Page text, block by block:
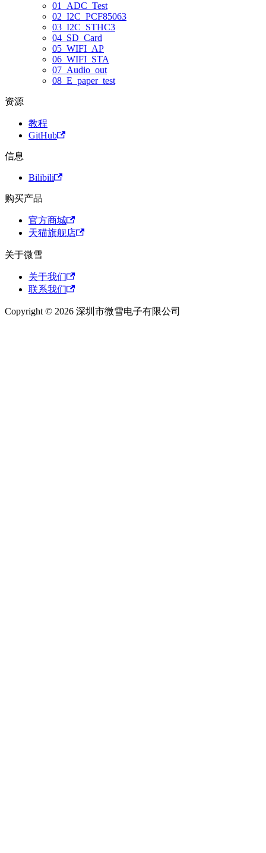
01_ADC_Test
02_I2C_PCF85063
03_I2C_STHC3
04_SD_Card
05_WIFI_AP
06_WIFI_STA
07_Audio_out
08_E_paper_test
资源
教程
GitHub
信息
Bilibili
购买产品
官方商城
天猫旗舰店
关于微雪
关于我们
联系我们
Copyright © 2026 深圳市微雪电子有限公司